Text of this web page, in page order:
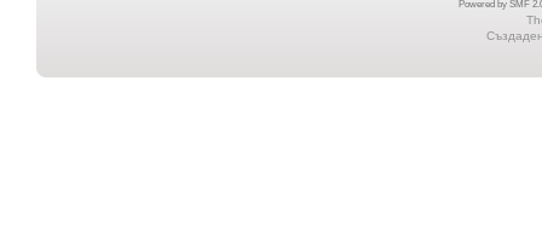
Powered by SMF